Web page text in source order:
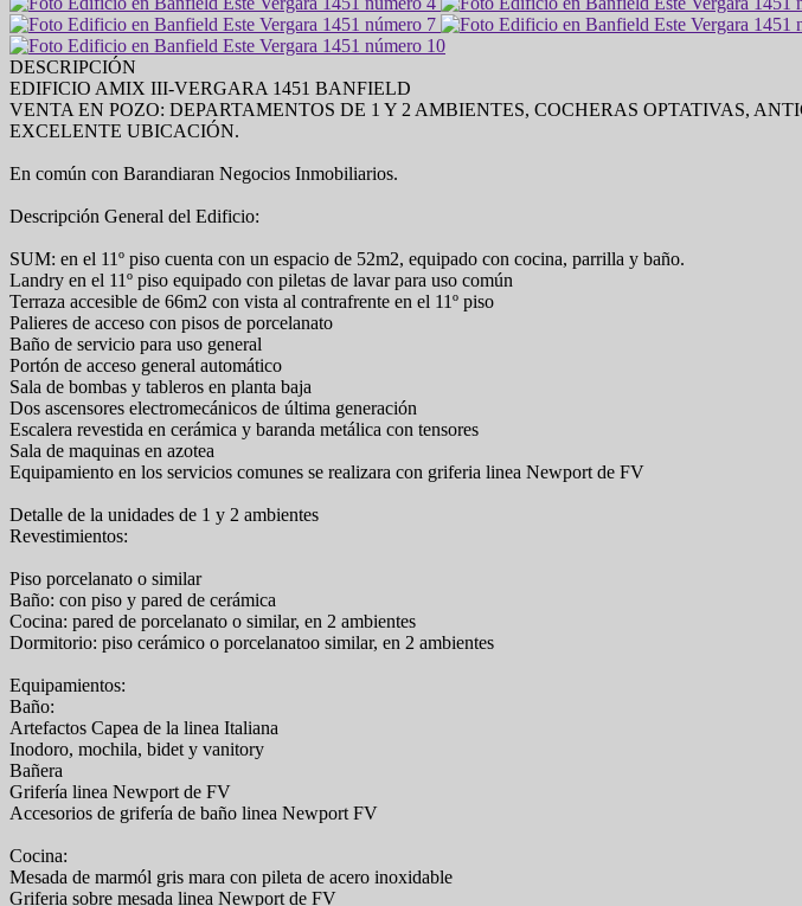
DESCRIPCIÓN
EDIFICIO AMIX III-VERGARA 1451 BANFIELD
VENTA EN POZO: DEPARTAMENTOS DE 1 Y 2 AMBIENTES, COCHERAS OPTATIVAS,
EXCELENTE UBICACIÓN.
En común con Barandiaran Negocios Inmobiliarios.
Descripción General del Edificio:
SUM: en el 11º piso cuenta con un espacio de 52m2, equipado con cocina, parrilla y baño.
Landry en el 11º piso equipado con piletas de lavar para uso común
Terraza accesible de 66m2 con vista al contrafrente en el 11º piso
Palieres de acceso con pisos de porcelanato
Baño de servicio para uso general
Portón de acceso general automático
Sala de bombas y tableros en planta baja
Dos ascensores electromecánicos de última generación
Escalera revestida en cerámica y baranda metálica con tensores
Sala de maquinas en azotea
Equipamiento en los servicios comunes se realizara con griferia linea Newport de FV
Detalle de la unidades de 1 y 2 ambientes
Revestimientos:
Piso porcelanato o similar
Baño: con piso y pared de cerámica
Cocina: pared de porcelanato o similar, en 2 ambientes
Dormitorio: piso cerámico o porcelanatoo similar, en 2 ambientes
Equipamientos:
Baño:
Artefactos Capea de la linea Italiana
Inodoro, mochila, bidet y vanitory
Bañera
Grifería linea Newport de FV
Accesorios de grifería de baño linea Newport FV
Cocina:
Mesada de marmól gris mara con pileta de acero inoxidable
Griferia sobre mesada linea Newport de FV